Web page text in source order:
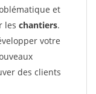
et
les chantiers.
votre
des clients